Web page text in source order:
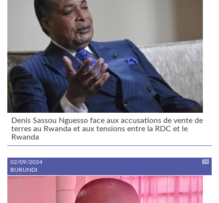
Denis Sassou Nguesso face aux accusations de vente de
terres au Rwanda et aux tensions entre la RDC et le
Rwanda
02/09/2024
BURUNDI